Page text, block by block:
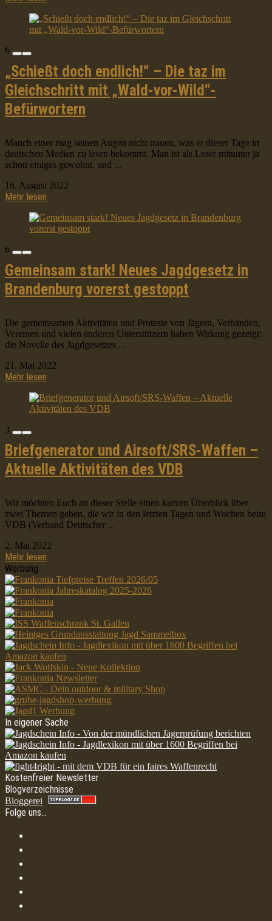
6
„Schießt doch endlich!“ – Die taz im
Gleichschritt mit „Wald-vor-Wild“-
Befürwortern
Manch einer mag seinen Augen nicht trauen, was er dieser Tage in
deutschen Medien zu lesen bekommt. Man ist als Leser mitunter ja
schon einiges gewohnt, und ...
16. August 2022
Mehr lesen
6
Gemeinsam stark! Neues Jagdgesetz in
Brandenburg vorerst gestoppt
Die gemeinsamen Aktivitäten und Proteste von Jägern, Verbänden,
Vereinen und vielen anderen Unterstützern haben Wirkung gezeigt:
die Novelle des Jagdgesetzes ...
21. Mai 2022
Mehr lesen
3
Briefgenerator und Airsoft/SRS-Waffen –
Aktuelle Aktivitäten des VDB
Wir möchten Euch an dieser Stelle einen kurzen Überblick über
zwei Themen geben, die wir in den letzten Tagen und Wochen beim
VDB (Verband Deutscher ...
2. Mai 2022
Mehr lesen
Werbung
In eigener Sache
Kostenfreier Newsletter
Blogverzeichnisse
Bloggerei
Folge uns…